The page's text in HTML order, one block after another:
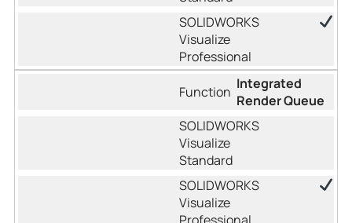
Integrated
Render Queue